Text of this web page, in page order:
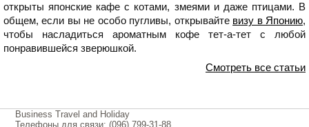
открыты японские кафе с котами, змеями и даже птицами. В
общем, если вы не особо пугливы, открывайте визу в Японию,
чтобы насладиться ароматным кофе тет-а-тет с любой
понравившейся зверюшкой.
Смотреть все статьи
Business Travel and Holiday
Телефоны для связи: (096) 799-31-88